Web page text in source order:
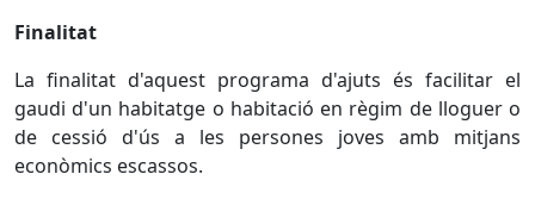
Finalitat
La finalitat d'aquest programa d'ajuts és facilitar el
gaudi d'un habitatge o habitació en règim de lloguer o
de cessió d'ús a les persones joves amb mitjans
econòmics escassos.